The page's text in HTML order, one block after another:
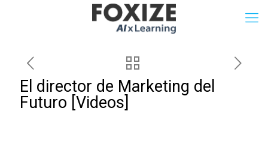
El director de Marketing del
Futuro [Videos]